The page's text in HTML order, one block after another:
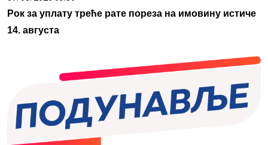
Рок за уплату треће рате пореза на имовину истиче
14. августа